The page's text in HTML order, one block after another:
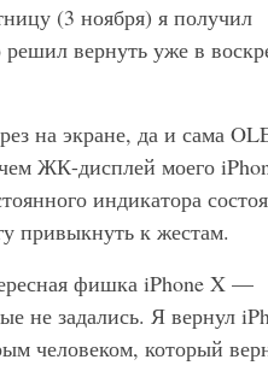
(3 ноября) я получил
вернуть уже в
на экране, да и сама
ЖК-дисплей моего
индикатора
привыкнуть к жестам.
фишка iPhone X —
не задались. Я вернул
человеком, который